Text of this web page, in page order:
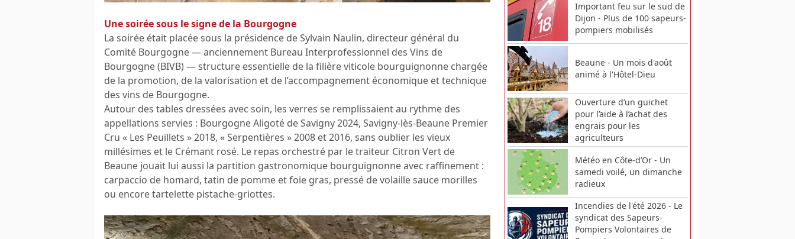
Une soirée sous le signe de la Bourgogne
La soirée était placée sous la présidence de Sylvain Naulin, directeur général du
Comité Bourgogne — anciennement Bureau Interprofessionnel des Vins de
Bourgogne (BIVB) — structure essentielle de la filière viticole bourguignonne chargée
de la promotion, de la valorisation et de l’accompagnement économique et technique
des vins de Bourgogne.
Autour des tables dressées avec soin, les verres se remplissaient au rythme des
appellations servies : Bourgogne Aligoté de Savigny 2024, Savigny-lès-Beaune Premier
Cru « Les Peuillets » 2018, « Serpentières » 2008 et 2016, sans oublier les vieux
millésimes et le Crémant rosé. Le repas orchestré par le traiteur Citron Vert de
Beaune jouait lui aussi la partition gastronomique bourguignonne avec raffinement :
carpaccio de homard, tatin de pomme et foie gras, pressé de volaille sauce morilles
ou encore tartelette pistache-griottes.
Important feu sur le sud de
Dijon - Plus de 100 sapeurs-
pompiers mobilisés
Beaune - Un mois d'août
animé à l'Hôtel-Dieu
Ouverture d’un guichet
pour l’aide à l’achat des
engrais pour les
agriculteurs
Météo en Côte-d’Or - Un
samedi voilé, un dimanche
radieux
Incendies de l'été 2026 - Le
syndicat des Sapeurs-
Pompiers Volontaires de